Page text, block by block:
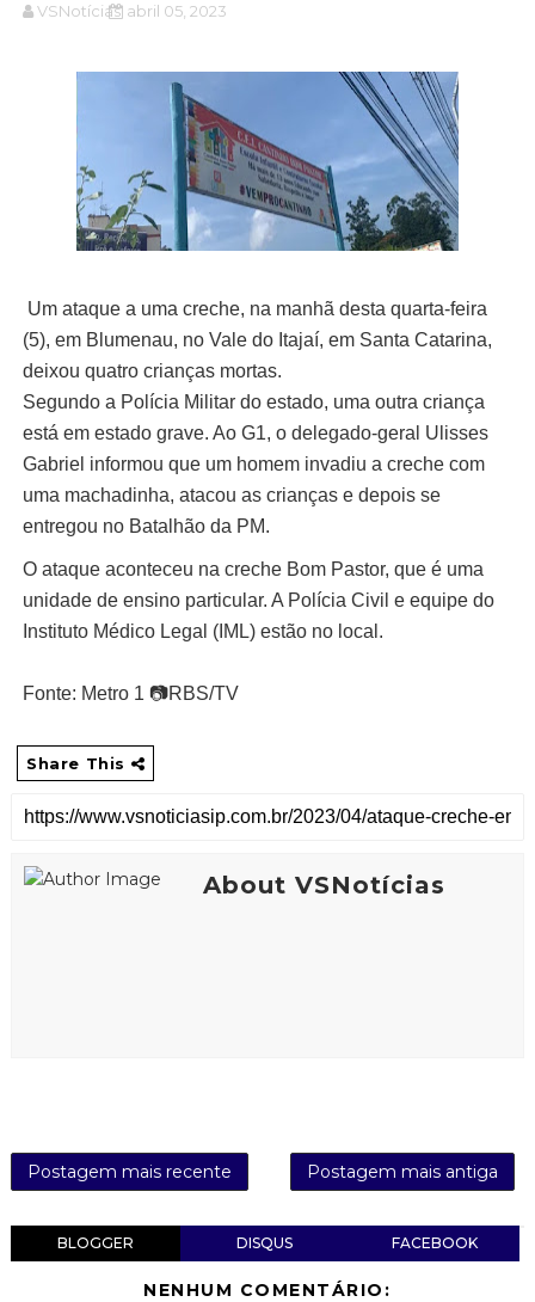
VSNotícias abril 05, 2023
Um ataque a uma creche, na manhã desta quarta-feira
(5), em Blumenau, no Vale do Itajaí, em Santa Catarina,
deixou quatro crianças mortas.
Segundo a Polícia Militar do estado, uma outra criança
está em estado grave. Ao G1, o delegado-geral Ulisses
Gabriel informou que um homem invadiu a creche com
uma machadinha, atacou as crianças e depois se
entregou no Batalhão da PM.
O ataque aconteceu na creche Bom Pastor, que é uma
unidade de ensino particular. A Polícia Civil e equipe do
Instituto Médico Legal (IML) estão no local.
Fonte: Metro 1 📷RBS/TV
Share This
About VSNotícias
Postagem mais recente Postagem mais antiga
BLOGGER DISQUS FACEBOOK
NENHUM COMENTÁRIO: